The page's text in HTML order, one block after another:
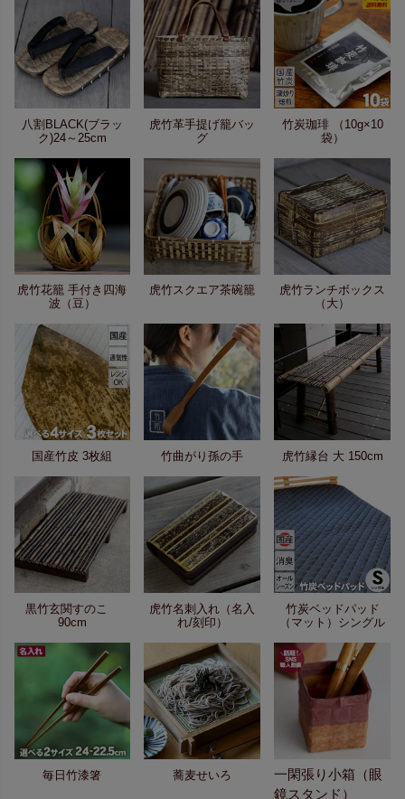
八割BLACK(ブラッ
ク)24～25cm
虎竹革手提げ籠バッ
グ
竹炭珈琲 （10g×10
袋）
虎竹花籠 手付き四海
波（豆）
虎竹スクエア茶碗籠
虎竹ランチボックス
（大）
国産竹皮 3枚組 竹曲がり孫の手 虎竹縁台 大 150cm
黒竹玄関すのこ
90cm
虎竹名刺入れ（名入
れ/刻印）
竹炭ベッドパッド
（マット）シングル
毎日竹漆箸 蕎麦せいろ
一閑張り小箱（眼
鏡スタンド）